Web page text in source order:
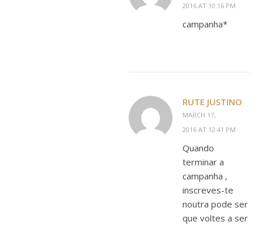
2016 AT 10:16 PM
campanha*
RUTE JUSTINO
MARCH 17,
2016 AT 12:41 PM
Quando
terminar a
campanha ,
inscreves-te
noutra pode ser
que voltes a ser